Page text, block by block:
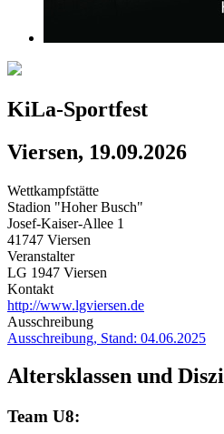
KiLa-Sportfest
Viersen, 19.09.2026
Wettkampfstätte
Stadion "Hoher Busch"
Josef-Kaiser-Allee 1
41747 Viersen
Veranstalter
LG 1947 Viersen
Kontakt
http://www.lgviersen.de
Ausschreibung
Ausschreibung, Stand: 04.06.2025
Altersklassen und
Team U8: